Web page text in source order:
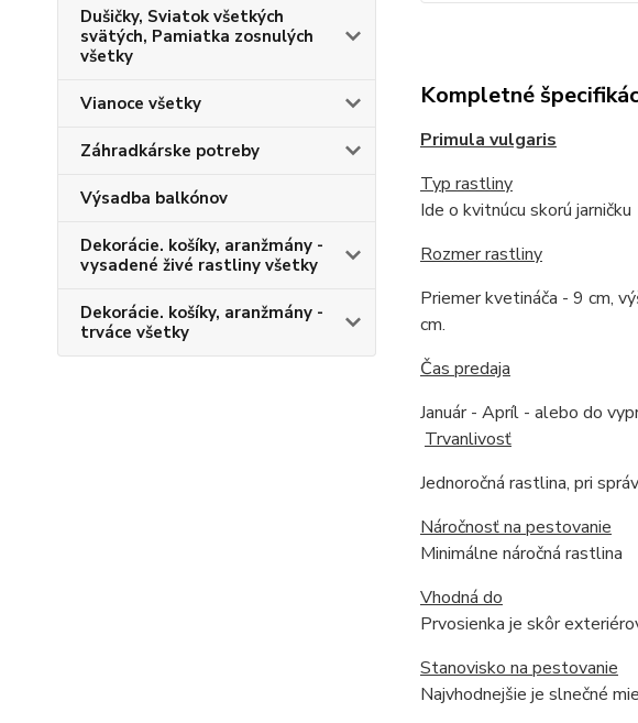
Dušičky, Sviatok všetkých
svätých, Pamiatka zosnulých
všetky
Vianoce všetky
Záhradkárske potreby
Výsadba balkónov
Dekorácie. košíky, aranžmány -
vysadené živé rastliny všetky
Dekorácie. košíky, aranžmány -
trváce všetky
Kompletné
Primula vulgaris
Typ rastliny
Ide o kvitnúcu skorú jarničku
Rozmer rastliny
Priemer kvetináča - 9 cm,
cm.
Čas predaja
Január -
Trvanlivosť
Jednoročná rastlina, pri
Náročnosť na pestovanie
Minimálne náročná rastlina
Vhodná do
Prvosienka je skôr
Stanovisko na pestovanie
Najvhodnejšie je slnečné